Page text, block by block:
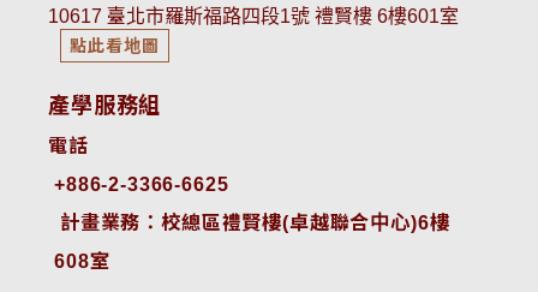
10617 臺北市羅斯福路四段1號 禮賢樓 6樓601室
點此看地圖
產學服務組
電話
+886-2-3366-6625
計畫業務：校總區禮賢樓(卓越聯合中心)6樓
608室